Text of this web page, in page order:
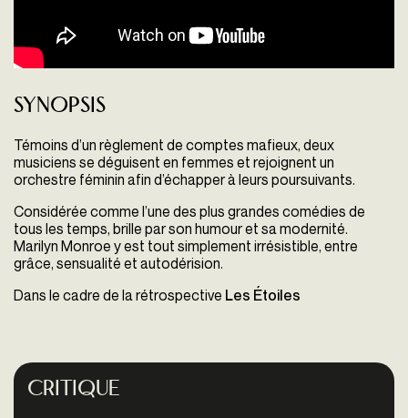
Synopsis
Témoins d’un règlement de comptes mafieux, deux
musiciens se déguisent en femmes et rejoignent un
orchestre féminin afin d’échapper à leurs poursuivants.
Considérée comme l’une des plus grandes comédies de
tous les temps, brille par son humour et sa modernité.
Marilyn Monroe y est tout simplement irrésistible, entre
grâce, sensualité et autodérision.
Dans le cadre de la rétrospective Les Étoiles
Critique